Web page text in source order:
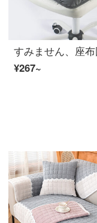
¥267~